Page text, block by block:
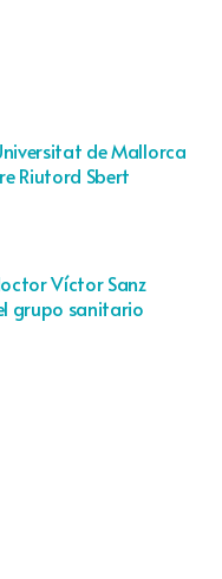
de Mallorca
Riutord Sbert
Víctor Sanz
grupo sanitario